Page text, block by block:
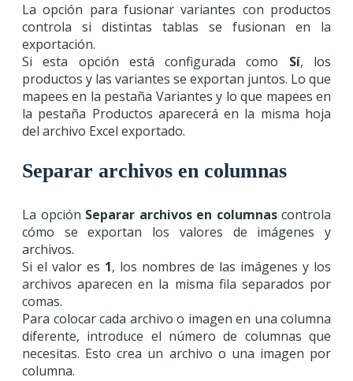
La opción para fusionar variantes con productos
controla si distintas tablas se fusionan en la
exportación.
Si esta opción está configurada como Sí, los
productos y las variantes se exportan juntos. Lo que
mapees en la pestaña Variantes y lo que mapees en
la pestaña Productos aparecerá en la misma hoja
del archivo Excel exportado.
Separar archivos en columnas
La opción Separar archivos en columnascontrola
cómo se exportan los valores de imágenes y
archivos.
Si el valor es 1, los nombres de las imágenes y los
archivos aparecen en la misma fila separados por
comas.
Para colocar cada archivo o imagen en una columna
diferente, introduce el número de columnas que
necesitas. Esto crea un archivo o una imagen por
columna.